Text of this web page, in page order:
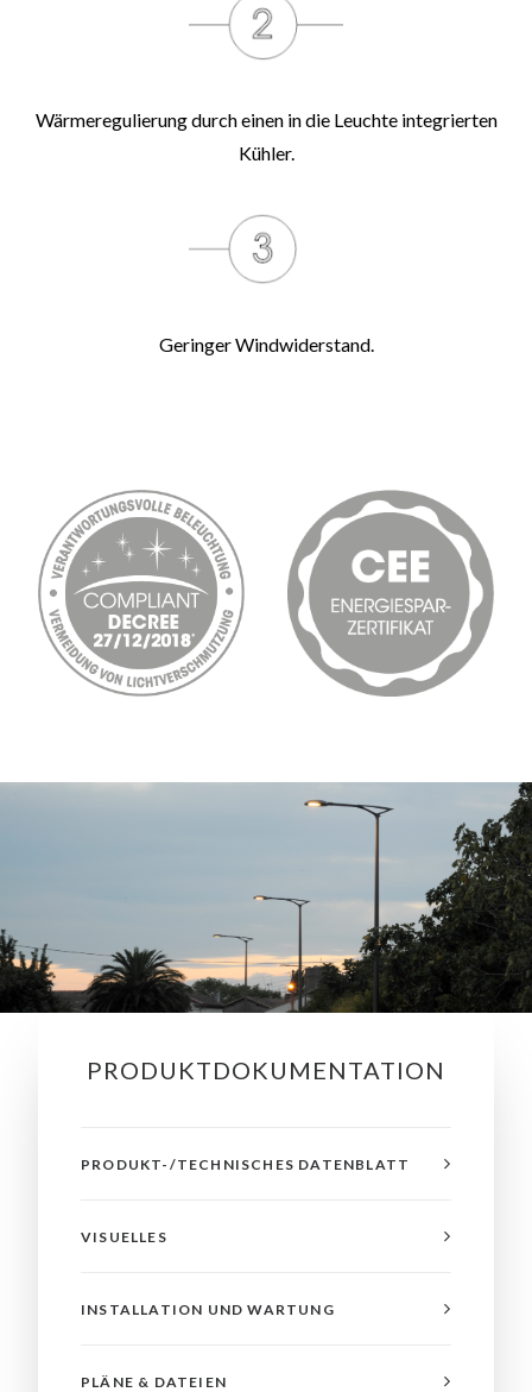
Wärmeregulierung durch einen in die Leuchte integrierten
Kühler.
Geringer Windwiderstand.
PRODUKTDOKUMENTATION
PRODUKT-/TECHNISCHES DATENBLATT
VISUELLES
INSTALLATION UND WARTUNG
PLÄNE & DATEIEN